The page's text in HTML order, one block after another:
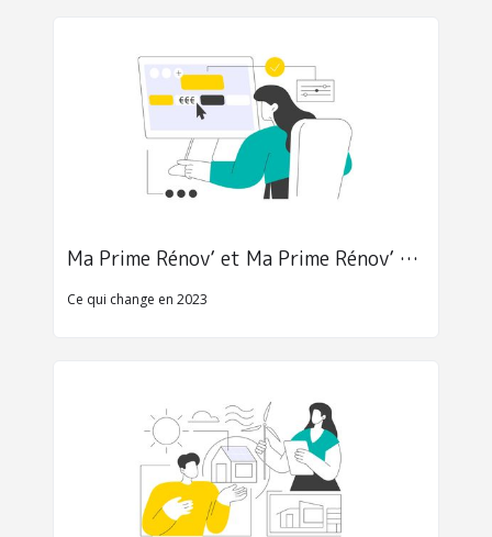
Ma Prime Rénov’ et Ma Prime Rénov’ Sérénité
Ce qui change en 2023